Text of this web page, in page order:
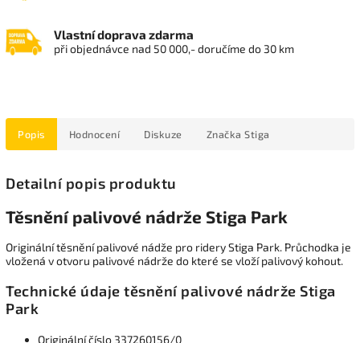
Vlastní doprava zdarma
při objednávce nad 50 000,- doručíme do 30 km
Popis Hodnocení Diskuze Značka Stiga
Detailní popis produktu
Těsnění palivové nádrže Stiga Park
Originální těsnění palivové nádže pro ridery Stiga Park. Průchodka je
vložená v otvoru palivové nádrže do které se vloží palivový kohout.
Technické údaje těsnění palivové nádrže Stiga
Park
Originální číslo 337260156/0